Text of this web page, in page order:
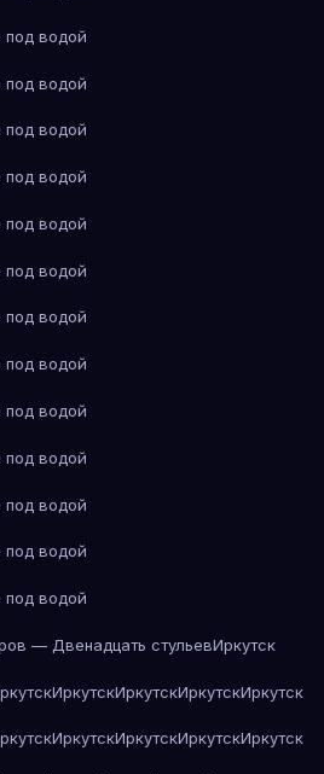
водой
водой
водой
водой
водой
водой
водой
водой
водой
водой
водой
водой
водой
— Двенадцать стульевИркутск
ИркутскИркутскИркутскИркутск
ИркутскИркутскИркутскИркутск